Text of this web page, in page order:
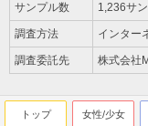
サンプル数 1,236サ
調査方法 インター
調査委託先 株式会社
トップ 女性/少女